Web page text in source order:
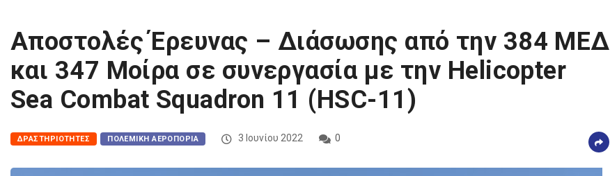
Αποστολές Έρευνας – Διάσωσης από την 384 ΜΕΔ
και 347 Μοίρα σε συνεργασία με την Helicopter
Sea Combat Squadron 11 (HSC-11)
ΔΡΑΣΤΗΡΙΌΤΗΤΕΣ ΠΟΛΕΜΙΚΉ ΑΕΡΟΠΟΡΊΑ 3 Ιουνίου 2022 0